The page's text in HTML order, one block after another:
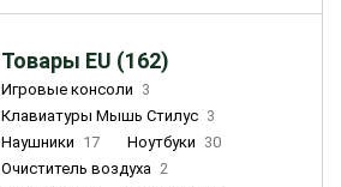
Товары EU (162)
Игровые консоли 3
Клавиатуры Мышь Стилус 3
Наушники 17 Ноутбуки 30
Очиститель воздуха 2